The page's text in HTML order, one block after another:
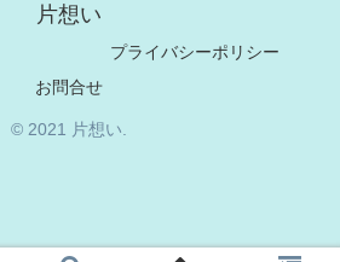
片想い
プライバシーポリシー
お問合せ
© 2021 片想い.